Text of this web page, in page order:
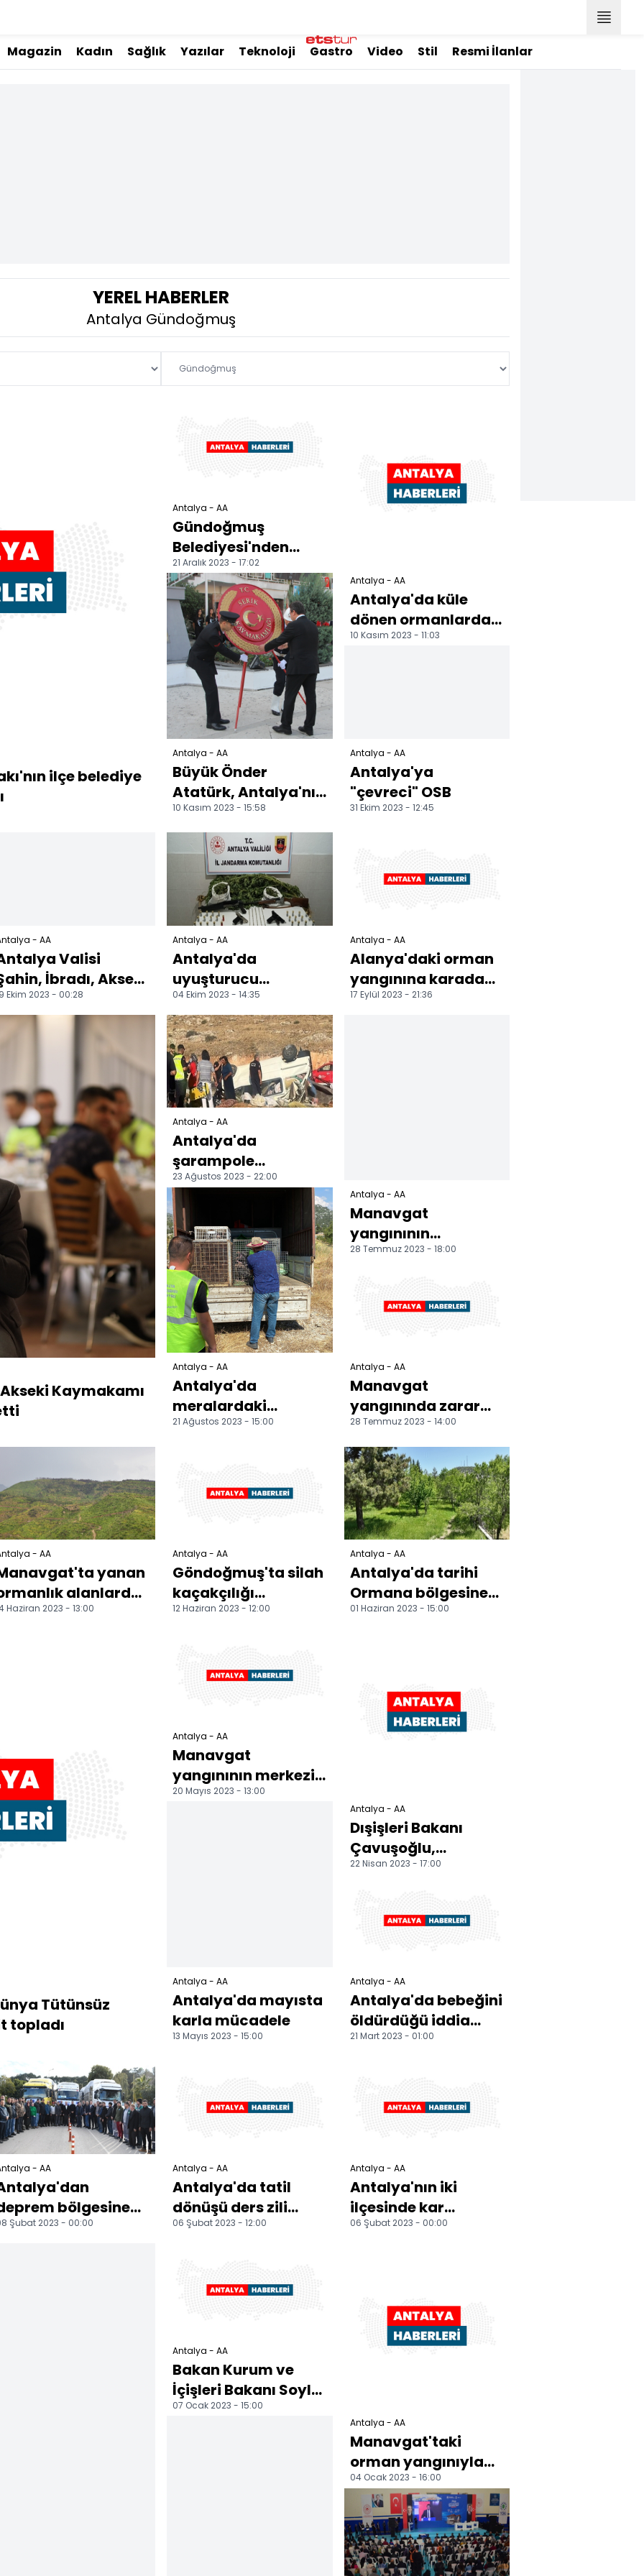
Magazin Kadın Sağlık Yazılar Teknoloji Gastro Video Stil Resmi İlanlar
YEREL HABERLER
Antalya Gündoğmuş
ilçe belediye
Antalya - AA
Gündoğmuş
Belediyesi'nden
"ücretsiz hastane
servisi" hizmeti
21 Aralık 2023 - 17:02
Antalya - AA
Büyük Önder
Atatürk, Antalya'nın
ilçelerinde anıldı
10 Kasım 2023 - 15:58
Antalya - AA
Antalya'da küle
dönen ormanlarda
5,5 milyon fidan
10 Kasım 2023 - 11:03
Antalya - AA
Antalya'ya
"çevreci" OSB
31 Ekim 2023 - 12:45
- AA
Valisi
İbradı, Akseki
Gündoğmuş'ta
bulundu
Ekim 2023 - 00:28
Antalya - AA
Antalya'da
uyuşturucu
operasyonunda 3
şüpheli yakalandı
04 Ekim 2023 - 14:35
Antalya - AA
Alanya'daki orman
yangınına karadan
müdahale sürüyor
17 Eylül 2023 - 21:36
Kaymakamı
Antalya - AA
Antalya'da
şarampole
yuvarlanan
minibüsteki 9 kişi
yaralandı
23 Ağustos 2023 - 22:00
Antalya - AA
Antalya'da
meralardaki
çekirgelere karşı
21 Ağustos 2023 - 15:00
Antalya - AA
Manavgat
yangınının
üzerinden iki yıl
28 Temmuz 2023 - 18:00
Antalya - AA
Manavgat
yangınında zarar
gören alanların
tamamına yakını
ağaçlandırıldı
28 Temmuz 2023 - 14:00
- AA
yanan
alanlarda
fidanlar 50
Haziran 2023 - 13:00
Antalya - AA
Göndoğmuş'ta silah
kaçakçılığı
operasyonunda 1
12 Haziran 2023 - 12:00
Antalya - AA
Antalya'da tarihi
Ormana bölgesine
kamp ve karavan
01 Haziran 2023 - 15:00
Tütünsüz
topladı
Antalya - AA
Manavgat
yangınının merkezi
Kalemler
20 Mayıs 2023 - 13:00
Antalya - AA
Antalya'da mayısta
karla mücadele
13 Mayıs 2023 - 15:00
Antalya - AA
Dışişleri Bakanı
Çavuşoğlu,
Antalya'da
22 Nisan 2023 - 17:00
Antalya - AA
Antalya'da bebeğini
öldürdüğü iddia
edilen kadın
21 Mart 2023 - 01:00
- AA
bölgesine
ve destekler
Şubat 2023 - 00:00
Antalya - AA
Antalya'da tatil
dönüşü ders zili
çaldı
06 Şubat 2023 - 12:00
Antalya - AA
Antalya'nın iki
ilçesinde kar
nedeniyle eğitime
06 Şubat 2023 - 00:00
Antalya - AA
Bakan Kurum ve
İçişleri Bakanı Soylu,
Antalya'da toplu
07 Ocak 2023 - 15:00
Antalya - AA
Manavgat'taki
orman yangınıyla
ilgili davada karar
04 Ocak 2023 - 16:00